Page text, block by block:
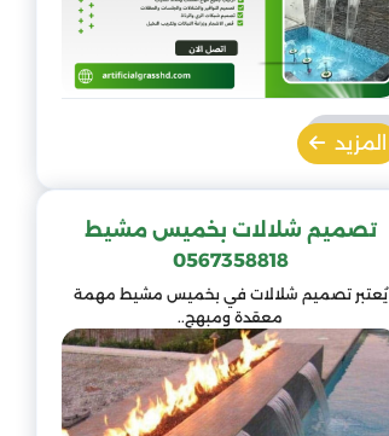
المزيد
تصميم شلالات بخميس مشيط
0567358818
يُعتبر تصميم شلالات في بخميس مشيط مهمة
معقدة ومبهج..